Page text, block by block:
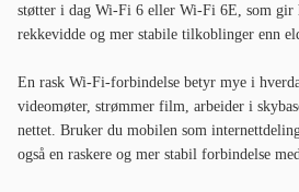
støtter i dag Wi-Fi 6 eller Wi-Fi 6E, som gir
rekkevidde og mer stabile tilkoblinger enn
En rask Wi-Fi-forbindelse betyr mye i
videomøter, strømmer film, arbeider i
nettet. Bruker du mobilen som
også en raskere og mer stabil forbindelse